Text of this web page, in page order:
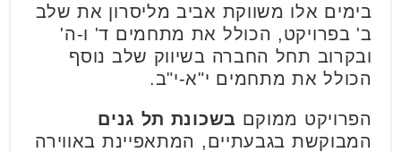
בימים אלו משווקת אביב מליסרון את שלב
ב' בפרויקט, הכולל את מתחמים ד' ו-ה'
ובקרוב תחל החברה בשיווק שלב נוסף
הכולל את מתחמים י"א-י"ב.
הפרויקט ממוקם בשכונת תל גנים
המבוקשת בגבעתיים, המתאפיינת באווירה